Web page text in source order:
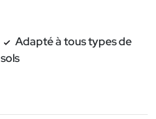
Adapté à tous types de
sols